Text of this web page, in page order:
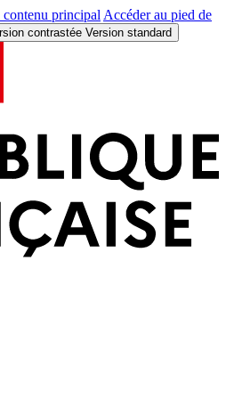
contenu principal Accéder au pied de
contrastée Version standard